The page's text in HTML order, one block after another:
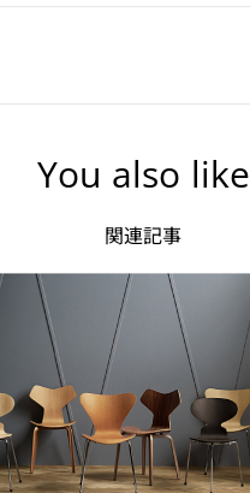
You also like
関連記事